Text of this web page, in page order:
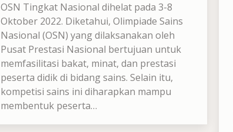
OSN Tingkat Nasional dihelat pada 3-8
Oktober 2022. Diketahui, Olimpiade Sains
Nasional (OSN) yang dilaksanakan oleh
Pusat Prestasi Nasional bertujuan untuk
memfasilitasi bakat, minat, dan prestasi
peserta didik di bidang sains. Selain itu,
kompetisi sains ini diharapkan mampu
membentuk peserta…